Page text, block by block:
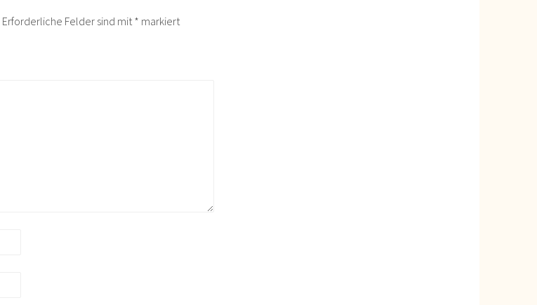
Erforderliche Felder sind mit* markiert